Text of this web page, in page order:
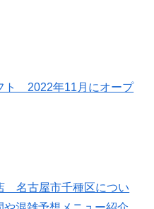
ト 2022年11月にオープ
名古屋市千種区につい